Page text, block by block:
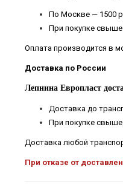
По Москве — 1500
При покупке свыше
Оплата производится в
Доставка по России
Лепнина Европласт
Доставка до
При покупке свыше
Доставка любой
При отказе от